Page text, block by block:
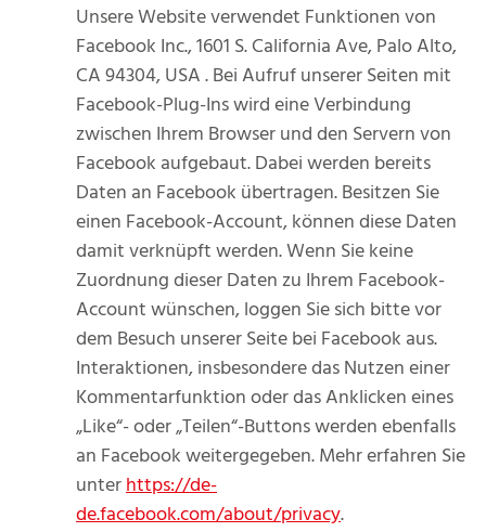
Unsere Website verwendet Funktionen von
Facebook Inc., 1601 S. California Ave, Palo Alto,
CA 94304, USA . Bei Aufruf unserer Seiten mit
Facebook-Plug-Ins wird eine Verbindung
zwischen Ihrem Browser und den Servern von
Facebook aufgebaut. Dabei werden bereits
Daten an Facebook übertragen. Besitzen Sie
einen Facebook-Account, können diese Daten
damit verknüpft werden. Wenn Sie keine
Zuordnung dieser Daten zu Ihrem Facebook-
Account wünschen, loggen Sie sich bitte vor
dem Besuch unserer Seite bei Facebook aus.
Interaktionen, insbesondere das Nutzen einer
Kommentarfunktion oder das Anklicken eines
„Like“- oder „Teilen“-Buttons werden ebenfalls
an Facebook weitergegeben. Mehr erfahren Sie
unterhttps://de-
de.facebook.com/about/privacy.